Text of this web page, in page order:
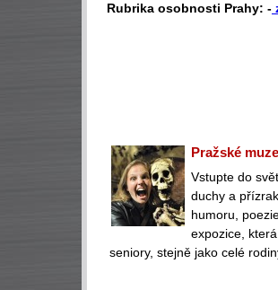
Rubrika osobnosti Prahy: -
Pražské
Vstupte do
duchy a
humoru,
expozice,
seniory, stejně jako celé